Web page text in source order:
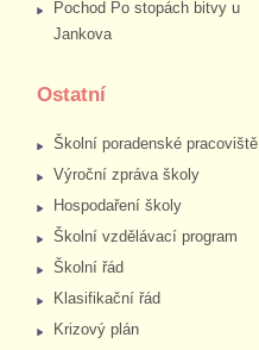
Pochod Po stopách bitvy u
Jankova
Ostatní
Školní poradenské pracoviště
Výroční zpráva školy
Hospodaření školy
Školní vzdělávací program
Školní řád
Klasifikační řád
Krizový plán